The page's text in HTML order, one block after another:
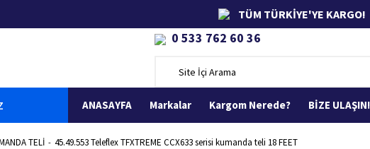
TÜM TÜRKİYE'YE KARGO!
0 533 762 60 36
ANASAYFA Markalar Kargom Nerede? BİZE ULAŞIN!
TELİ 45.49.553 Teleflex TFXTREME CCX633 serisi kumanda teli 18 FEET